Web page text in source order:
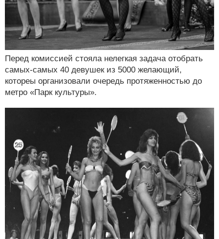
Перед комиссией стояла нелегкая задача отобрать
самых-самых 40 девушек из 5000 желающий,
котореы организовали очередь протяженностью до
метро «Парк культуры».